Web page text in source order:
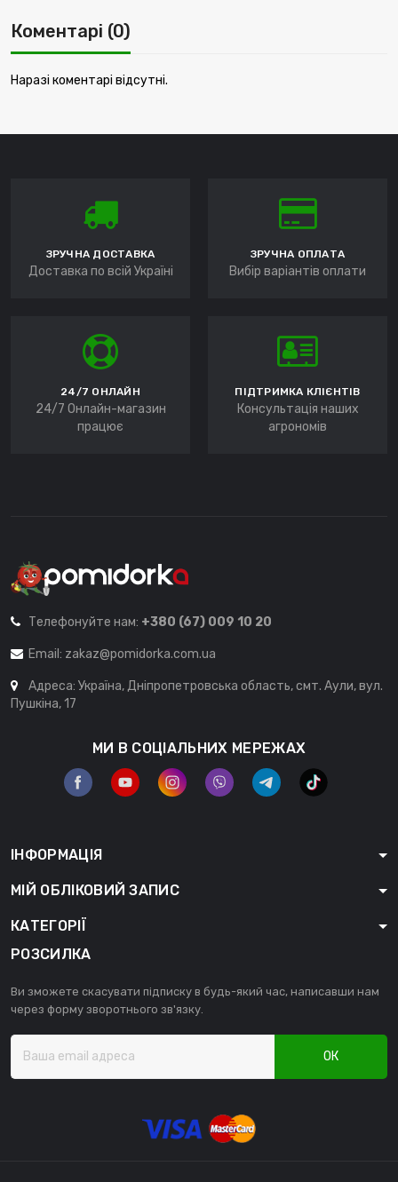
Коментарі (0)
Наразі коментарі відсутні.
ЗРУЧНА ДОСТАВКА
Доставка по всій Україні
ЗРУЧНА ОПЛАТА
Вибір варіантів оплати
24/7 ОНЛАЙН
24/7 Онлайн-магазин
працює
ПІДТРИМКА КЛІЄНТІВ
Консультація наших
агрономів
Телефонуйте нам: +380 (67) 009 10 20
Email: zakaz@pomidorka.com.ua
Адреса: Україна, Дніпропетровська область, смт. Аули, вул.
Пушкіна, 17
МИ В СОЦІАЛЬНИХ МЕРЕЖАХ
ІНФОРМАЦІЯ
МІЙ ОБЛІКОВИЙ ЗАПИС
КАТЕГОРІЇ
РОЗСИЛКА
Ви зможете скасувати підписку в будь-який час, написавши нам
через форму зворотнього зв'язку.
ОК